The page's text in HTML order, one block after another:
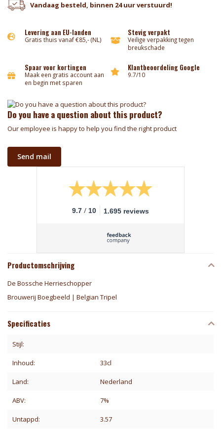
Vandaag besteld, binnen 24 uur verstuurd!
Levering aan EU-landen
Gratis thuis vanaf €85,- (NL)
Stevig verpakt
Veilige verpakking tegen
breukschade
Spaar voor kortingen
Maak een gratis account aan
en begin met sparen
Klantbeoordeling Google
9.7/10
Do you have a question about this product?
Our employee is happy to help you find the right product
Send mail
9.7 / 10 1.695 reviews
Productomschrijving
De Bossche Herrieschopper
Brouwerij Boegbeeld | Belgian Tripel
Specificaties
Stijl:
Inhoud: 33cl
Land: Nederland
ABV: 7%
Untappd: 3.57